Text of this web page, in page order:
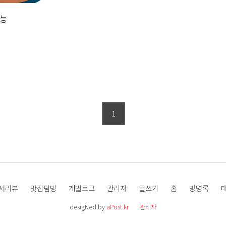
1
리뷰 맛집탐방 개발로그 관리자 글쓰기 홈 방명록
desigNed by aPost.kr 관리자